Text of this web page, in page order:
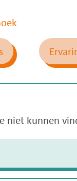
niet kunnen